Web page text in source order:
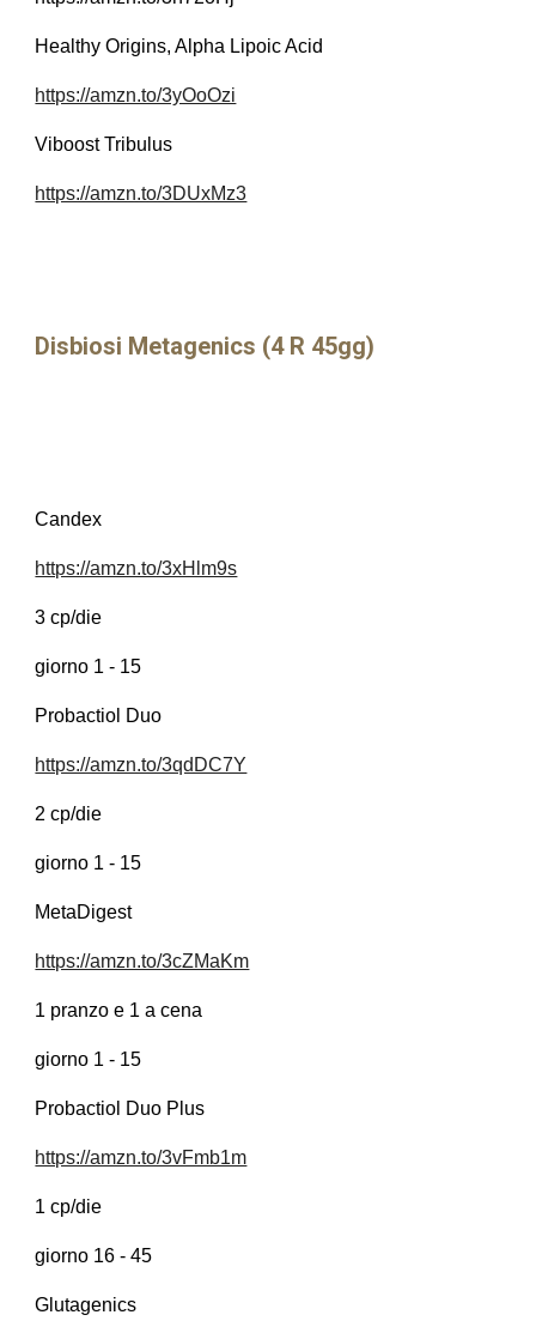
Healthy Origins, Alpha Lipoic Acid
https://amzn.to/3yOoOzi
Viboost Tribulus
https://amzn.to/3DUxMz3
Disbiosi Metagenics (4 R 45gg)
Candex
https://amzn.to/3xHlm9s
3 cp/die
giorno 1 - 15
Probactiol Duo
https://amzn.to/3qdDC7Y
2 cp/die
giorno 1 - 15
MetaDigest
https://amzn.to/3cZMaKm
1 pranzo e 1 a cena
giorno 1 - 15
Probactiol Duo Plus
https://amzn.to/3vFmb1m
1 cp/die
giorno 16 - 45
Glutagenics